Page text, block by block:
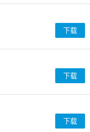
下载
下载
下载